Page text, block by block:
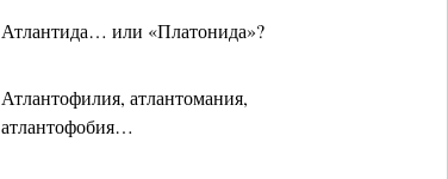
Атлантида… или «Платонида»?
Атлантофилия, атлантомания,
атлантофобия…